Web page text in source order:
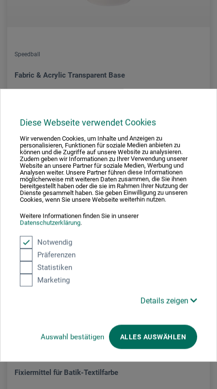
Diese Webseite verwendet Cookies
Wir verwenden Cookies, um Inhalte und Anzeigen zu
personalisieren, Funktionen für soziale Medien anbieten zu
können und die Zugriffe auf unsere Website zu analysieren.
Zudem geben wir Informationen zu Ihrer Verwendung unserer
Website an unsere Partner für soziale Medien, Werbung und
Analysen weiter. Unsere Partner führen diese Informationen
möglicherweise mit weiteren Daten zusammen, die Sie ihnen
bereitgestellt haben oder die sie im Rahmen Ihrer Nutzung der
Dienste gesammelt haben. Sie geben Einwilligung zu unseren
Cookies, wenn Sie unsere Webseite weiterhin nutzen.
Weitere Informationen finden Sie in unserer
Datenschutzerklärung.
Notwendig
Präferenzen
Statistiken
Marketing
Details zeigen
Auswahl bestätigen ALLES AUSWÄHLEN
Speedball
Fabric & Acrylic Transparent Base
zzgl. Versandkosten
Fixiermittel für Batik-Textilfarbe